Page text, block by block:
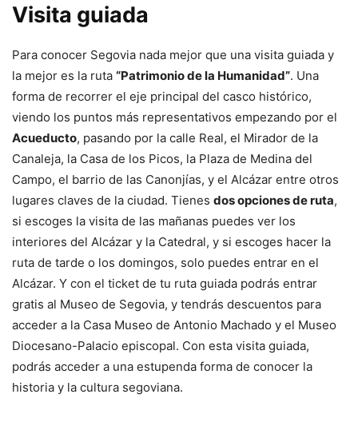
Visita guiada
Para conocer Segovia nada mejor que una visita guiada y
la mejor es la ruta “Patrimonio de la Humanidad”. Una
forma de recorrer el eje principal del casco histórico,
viendo los puntos más representativos empezando por el
Acueducto, pasando por la calle Real, el Mirador de la
Canaleja, la Casa de los Picos, la Plaza de Medina del
Campo, el barrio de las Canonjías, y el Alcázar entre otros
lugares claves de la ciudad. Tienes dos opciones de ruta,
si escoges la visita de las mañanas puedes ver los
interiores del Alcázar y la Catedral, y si escoges hacer la
ruta de tarde o los domingos, solo puedes entrar en el
Alcázar. Y con el ticket de tu ruta guiada podrás entrar
gratis al Museo de Segovia, y tendrás descuentos para
acceder a la Casa Museo de Antonio Machado y el Museo
Diocesano-Palacio episcopal. Con esta visita guiada,
podrás acceder a una estupenda forma de conocer la
historia y la cultura segoviana.